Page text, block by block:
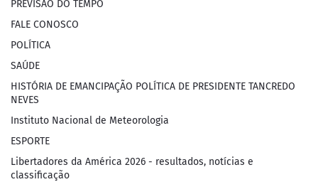
PREVISÃO DO TEMPO
FALE CONOSCO
POLÍTICA
SAÚDE
HISTÓRIA DE EMANCIPAÇÃO POLÍTICA DE PRESIDENTE TANCREDO
NEVES
Instituto Nacional de Meteorologia
ESPORTE
Libertadores da América 2026 - resultados, notícias e
classificação